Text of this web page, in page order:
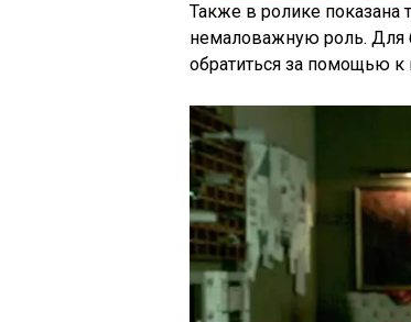
Также в ролике показана
немаловажную роль. Для
обратиться за помощью к